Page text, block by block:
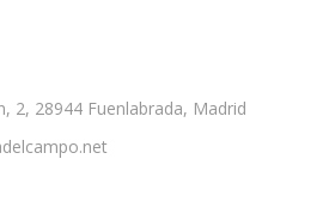
2, 28944 Fuenlabrada, Madrid